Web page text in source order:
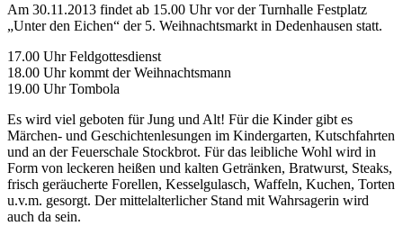
Am 30.11.2013 findet ab 15.00 Uhr vor der Turnhalle Festplatz
„Unter den Eichen“ der 5. Weihnachtsmarkt in Dedenhausen statt.
17.00 Uhr Feldgottesdienst
18.00 Uhr kommt der Weihnachtsmann
19.00 Uhr Tombola
Es wird viel geboten für Jung und Alt! Für die Kinder gibt es
Märchen- und Geschichtenlesungen im Kindergarten, Kutschfahrten
und an der Feuerschale Stockbrot. Für das leibliche Wohl wird in
Form von leckeren heißen und kalten Getränken, Bratwurst, Steaks,
frisch geräucherte Forellen, Kesselgulasch, Waffeln, Kuchen, Torten
u.v.m. gesorgt. Der mittelalterlicher Stand mit Wahrsagerin wird
auch da sein.